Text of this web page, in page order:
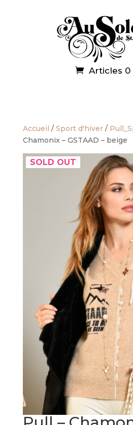
Articles 0
Accueil / Sport d'hiver/
Chamonix – GSTAAD – beige
SOLD OUT